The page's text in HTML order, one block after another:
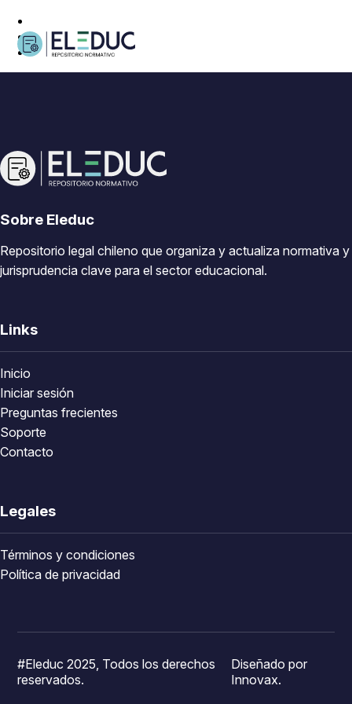
Sobre Eleduc
Repositorio legal chileno que organiza y actualiza normativa y
jurisprudencia clave para el sector educacional.
Links
Inicio
Iniciar sesión
Preguntas frecientes
Soporte
Contacto
Legales
Términos y condiciones
Política de privacidad
#Eleduc 2025, Todos los derechos
reservados.
Diseñado por
Innovax.